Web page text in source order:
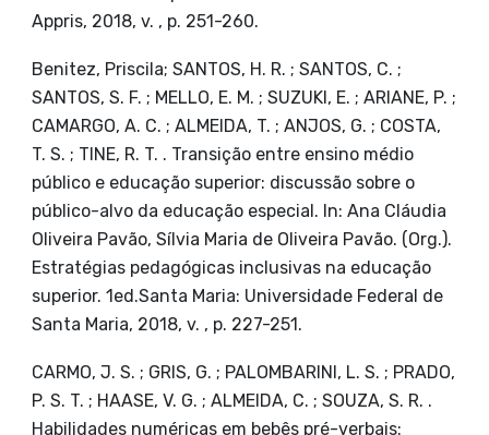
Appris, 2018, v. , p. 251-260.
Benitez, Priscila; SANTOS, H. R. ; SANTOS, C. ;
SANTOS, S. F. ; MELLO, E. M. ; SUZUKI, E. ; ARIANE, P. ;
CAMARGO, A. C. ; ALMEIDA, T. ; ANJOS, G. ; COSTA,
T. S. ; TINE, R. T. . Transição entre ensino médio
público e educação superior: discussão sobre o
público-alvo da educação especial. In: Ana Cláudia
Oliveira Pavão, Sílvia Maria de Oliveira Pavão. (Org.).
Estratégias pedagógicas inclusivas na educação
superior. 1ed.Santa Maria: Universidade Federal de
Santa Maria, 2018, v. , p. 227-251.
CARMO, J. S. ; GRIS, G. ; PALOMBARINI, L. S. ; PRADO,
P. S. T. ; HAASE, V. G. ; ALMEIDA, C. ; SOUZA, S. R. .
Habilidades numéricas em bebês pré-verbais: